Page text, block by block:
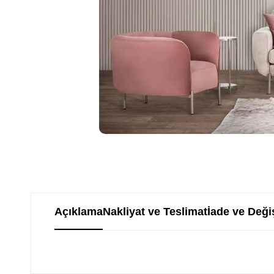
AçıklamaNakliyat ve Teslimatİade ve